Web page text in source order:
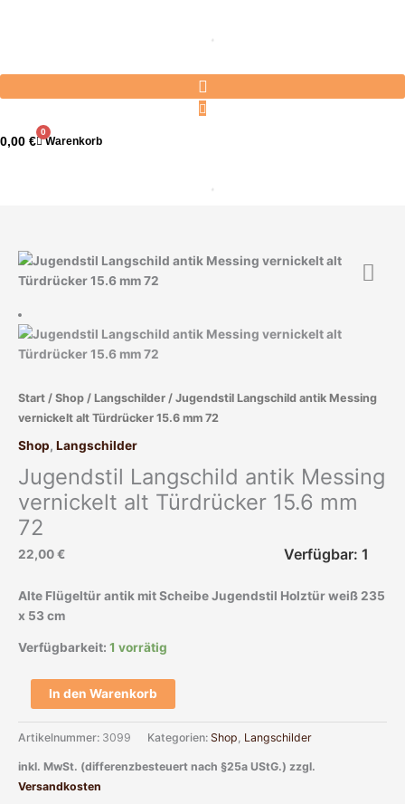
0,00 €
0
Warenkorb
Start / Shop / Langschilder / Jugendstil Langschild antik Messing
vernickelt alt Türdrücker 15.6 mm 72
Shop, Langschilder
Jugendstil Langschild antik Messing
vernickelt alt Türdrücker 15.6 mm
72
22,00€ Verfügbar: 1
Alte Flügeltür antik mit Scheibe Jugendstil Holztür weiß 235
x 53 cm
Verfügbarkeit: 1 vorrätig
Jugendstil
Langschild
Messing
vernickelt
alt
15.6
mm
72
In den Warenkorb
Artikelnummer: 3099 Kategorien: Shop, Langschilder
inkl. MwSt. (differenzbesteuert nach §25a UStG.) zzgl.
Versandkosten